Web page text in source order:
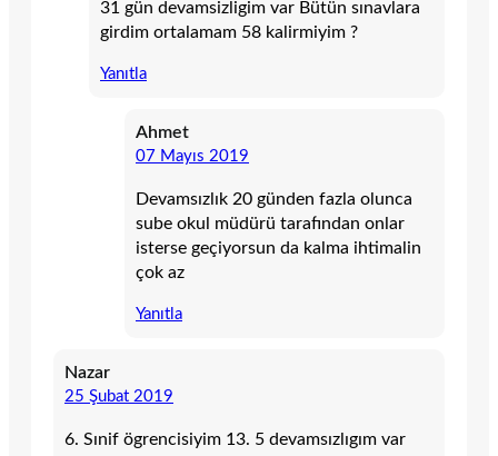
31 gün devamsizligim var Bütün sınavlara
girdim ortalamam 58 kalirmiyim ?
Yanıtla
Ahmet
07 Mayıs 2019
Devamsızlık 20 günden fazla olunca
sube okul müdürü tarafından onlar
isterse geçiyorsun da kalma ihtimalin
çok az
Yanıtla
Nazar
25 Şubat 2019
6. Sınif ögrencisiyim 13. 5 devamsızlıgım var